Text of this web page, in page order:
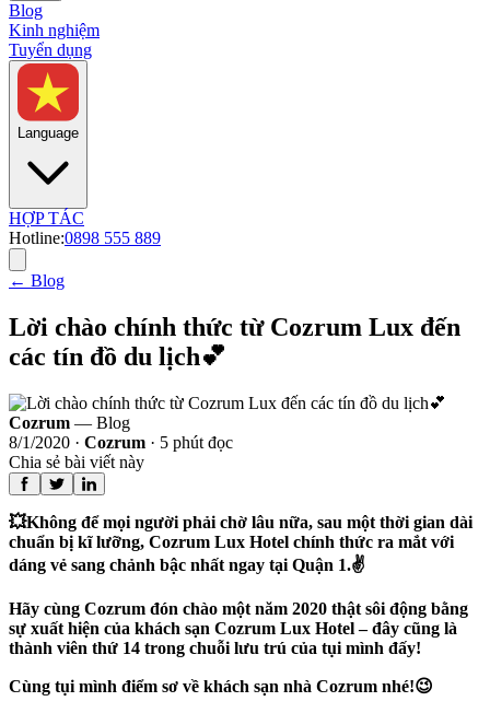
Blog
Kinh nghiệm
Tuyển dụng
Language
HỢP TÁC
Hotline:0898 555 889
← Blog
Lời chào chính thức từ Cozrum Lux đến
các tín đồ du lịch💕
Cozrum — Blog
8/1/2020 · Cozrum · 5 phút đọc
Chia sẻ bài viết này
💥Không để mọi người phải chờ lâu nữa, sau một thời gian dài
chuẩn bị kĩ lưỡng, Cozrum Lux Hotel chính thức ra mắt với
dáng vẻ sang chảnh bậc nhất ngay tại Quận 1.✌
Hãy cùng Cozrum đón chào một năm 2020 thật sôi động bằng
sự xuất hiện của khách sạn Cozrum Lux Hotel – đây cũng là
thành viên thứ 14 trong chuỗi lưu trú của tụi mình đấy!
Cùng tụi mình điểm sơ về khách sạn nhà Cozrum nhé!😉